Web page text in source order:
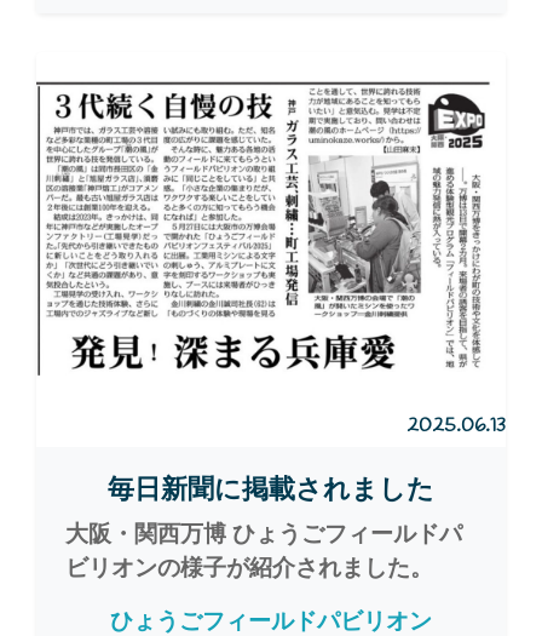
2025.06.13
毎日新聞に掲載されました
大阪・関西万博 ひょうごフィールドパ
ビリオンの様子が紹介されました。
ひょうごフィールドパビリオン